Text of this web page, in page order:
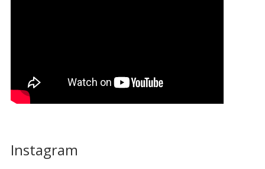
Instagram